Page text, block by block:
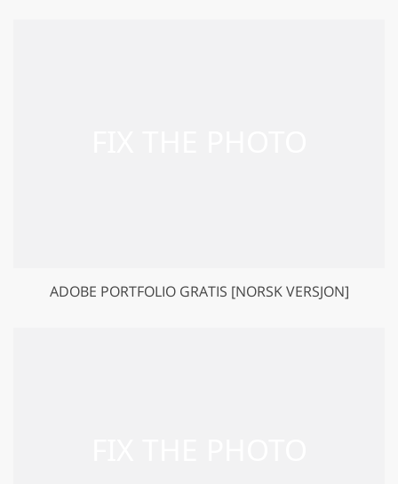
ADOBE PORTFOLIO GRATIS [NORSK VERSJON]